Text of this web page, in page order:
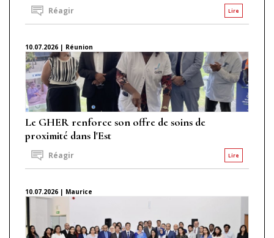
Lire
Réagir
10.07.2026 | Réunion
Le GHER renforce son offre de soins de
proximité dans l'Est
Lire
Réagir
10.07.2026 | Maurice